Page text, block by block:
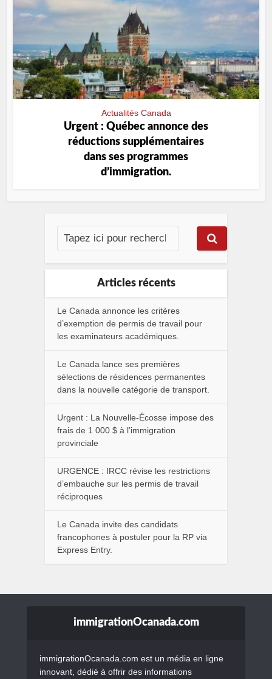
Actualités Canada
Urgent : Québec annonce des
réductions supplémentaires
dans ses programmes
d’immigration.
Articles récents
Le Canada annonce les critères
d’exemption de permis de travail pour
les examinateurs académiques.
Le Canada lance ses premières
sélections de résidences permanentes
dans la nouvelle catégorie de transport.
Urgent : La Nouvelle-Écosse impose des
frais de 1 000 $ à l’immigration
provinciale
URGENCE : IRCC révise les restrictions
d’embauche sur les permis de travail
réciproques
Le Canada invite des candidats
francophones à postuler pour la RP via
Express Entry.
immigrationOcanada.com
immigrationOcanada.com est un média en ligne
innovant, dédié à offrir des informations